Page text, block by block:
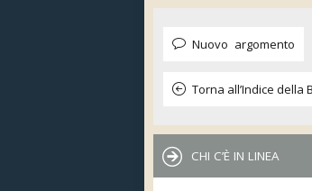
Nuovo argomento
Torna all’Indice della
CHI C’È IN LINEA